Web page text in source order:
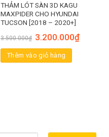
THẢM LÓT SÀN 3D KAGU
MAXPIDER CHO HYUNDAI
TUCSON [2018 – 2020+]
3.500.000₫ 3.200.000₫
Thêm vào giỏ hàng